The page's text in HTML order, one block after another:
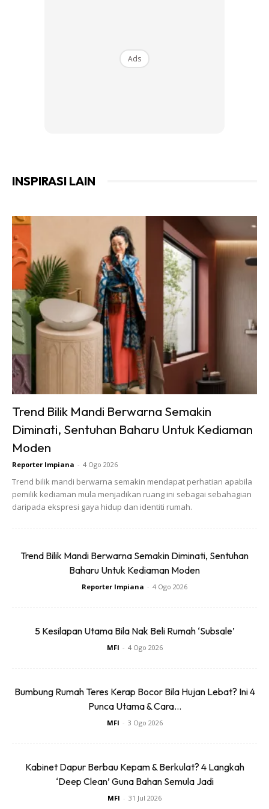
2. Pilih kombinasi pokok2 yg berbeza-beza dari segi fizikal
bagi menampakkan taman lebih menarik dan tidak bosan
seperti a) Bentuk daun: Bulat, bujur, tirus b) Warna daun:
Hijau, kuning, merah c) Ketinggian: Tinggi, rendah,
mendatar, menjalar d) Jenis: Berbunga, tidak berbunga
3. Gunakan bentuk dan warna pasu yang pelbagai dan
bersesuaian dgn pokok bagi menampakkan kelaian dan
4. Pastikan kita tahu sifat pokok berkenaan utk
membolehkan ianya hidup subur dengan penjagaan yang
bersesuaian: a) jenis tidak boleh kena matahari secara
pokok yang perlu cahaya matahari terus dan lain-lain
Ads
INSPIRASI LAIN
Trend Bilik Mandi Berwarna Semakin
Diminati, Sentuhan Baharu Untuk Kediaman
Moden
Reporter Impiana - 4 Ogo 2026
Trend bilik mandi berwarna semakin mendapat perhatian apabila
pemilik kediaman mula menjadikan ruang ini sebagai sebahagian
daripada ekspresi gaya hidup dan identiti rumah.
Trend Bilik Mandi Berwarna Semakin Diminati, Sentuhan
Baharu Untuk Kediaman Moden
Reporter Impiana - 4 Ogo 2026
5 Kesilapan Utama Bila Nak Beli Rumah ‘Subsale’
MFI - 4 Ogo 2026
Bumbung Rumah Teres Kerap Bocor Bila Hujan Lebat? Ini 4
Punca Utama & Cara...
MFI - 3 Ogo 2026
Kabinet Dapur Berbau Kepam & Berkulat? 4 Langkah
‘Deep Clean’ Guna Bahan Semula Jadi
MFI - 31 Jul 2026